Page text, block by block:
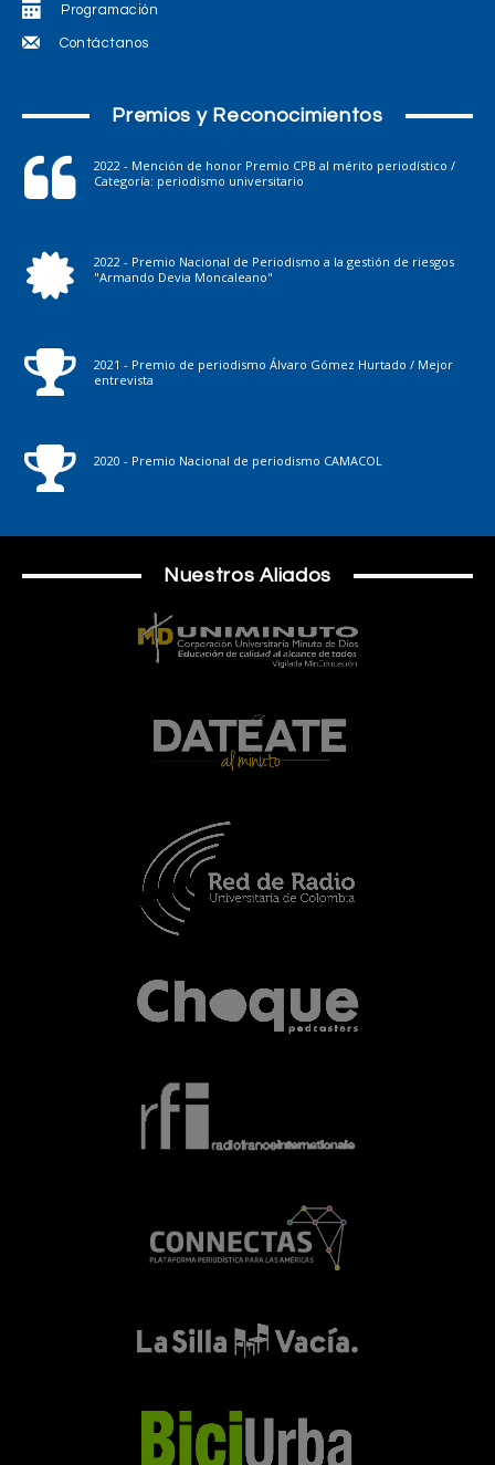
Programación
Contáctanos
Premios y Reconocimientos
2022 - Mención de honor Premio CPB al mérito periodístico /
Categoría: periodismo universitario
2022 - Premio Nacional de Periodismo a la gestión de riesgos
"Armando Devia Moncaleano"
2021 - Premio de periodismo Álvaro Gómez Hurtado / Mejor
entrevista
2020 - Premio Nacional de periodismo CAMACOL
Nuestros Aliados